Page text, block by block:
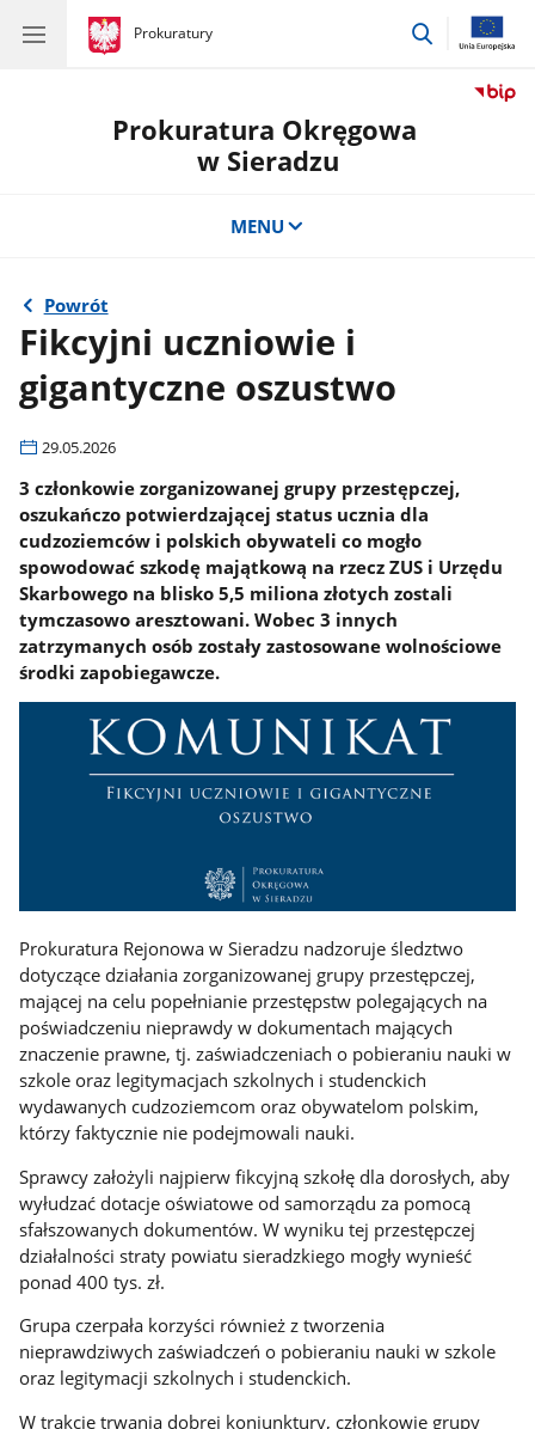
gov.pl
Prokuratury
gov.pl
Prokuratury
przejdź
Prokuratura Okręgowa
w Sieradzu
MENU
Powrót
Fikcyjni uczniowie i
gigantyczne oszustwo
29.05.2026
3 członkowie zorganizowanej grupy przestępczej,
oszukańczo potwierdzającej status ucznia dla
cudzoziemców i polskich obywateli co mogło
spowodować szkodę majątkową na rzecz ZUS i Urzędu
Skarbowego na blisko 5,5 miliona złotych zostali
tymczasowo aresztowani. Wobec 3 innych
zatrzymanych osób zostały zastosowane wolnościowe
środki zapobiegawcze.
Prokuratura Rejonowa w Sieradzu nadzoruje śledztwo
dotyczące działania zorganizowanej grupy przestępczej,
mającej na celu popełnianie przestępstw polegających na
poświadczeniu nieprawdy w dokumentach mających
znaczenie prawne, tj. zaświadczeniach o pobieraniu nauki w
szkole oraz legitymacjach szkolnych i studenckich
wydawanych cudzoziemcom oraz obywatelom polskim,
którzy faktycznie nie podejmowali nauki.
Sprawcy założyli najpierw fikcyjną szkołę dla dorosłych, aby
wyłudzać dotacje oświatowe od samorządu za pomocą
sfałszowanych dokumentów. W wyniku tej przestępczej
działalności straty powiatu sieradzkiego mogły wynieść
ponad 400 tys. zł.
Grupa czerpała korzyści również z tworzenia
nieprawdziwych zaświadczeń o pobieraniu nauki w szkole
oraz legitymacji szkolnych i studenckich.
W trakcie trwania dobrej koniunktury, członkowie grupy